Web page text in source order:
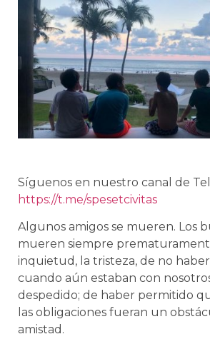
Síguenos en nuestro canal de
https://t.me/spesetcivitas
Algunos amigos se mueren. Los
mueren siempre
inquietud, la tristeza, de no
cuando aún estaban con
despedido; de haber permitido
las obligaciones fueran un
amistad.